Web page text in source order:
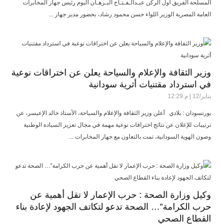
المسلحة الفريق أول الركن عبـدالـفـتـاح البـرهـان اليوم رئيس جهاز المخابرات
العامة المصرية الوزير اللواء حسن محمود رشاد، بحضور مدير جهاز ...
وزير الثقافة والإعلام والسياحة يعلن عن اختراقات نوعية
في استرداد مقتنيات أثرية سودانية
يناير/12 | م:12:29
بورتسودان : بلادي أعلن وزير الثقافة والإعلام والسياحة، الأستاذ خالد الإعيسر، عن
ترتيبات للإعلان عن نتائج اختراقات نوعية مهمة في مجال تعزيز السيادة الوطنية
وصون الهوية السودانية، تمت بالتعاون مع جهاز المخابرات ...
وكيل وزارة الصحة : حرب الإعمار لا تقل أهمية عن
حرب الكرامة”… الصحة تدعو لتكاتف الجهود لإعادة بناء
القطاع الصحي